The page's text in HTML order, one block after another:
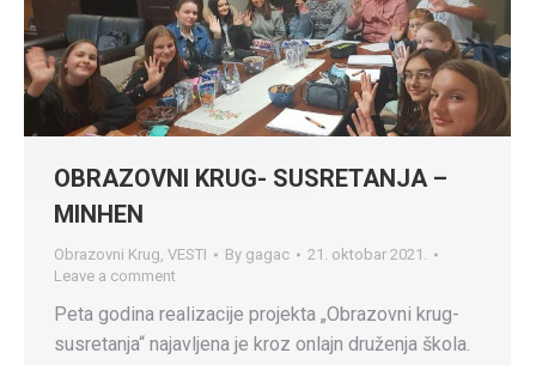
OBRAZOVNI KRUG- SUSRETANJA –
MINHEN
Obrazovni Krug VESTI By gagac
21. oktobar 2021.
Leave a comment
Peta godina realizacije projekta „Obrazovni krug-
susretanja“ najavljena je kroz onlajn druženja škola.